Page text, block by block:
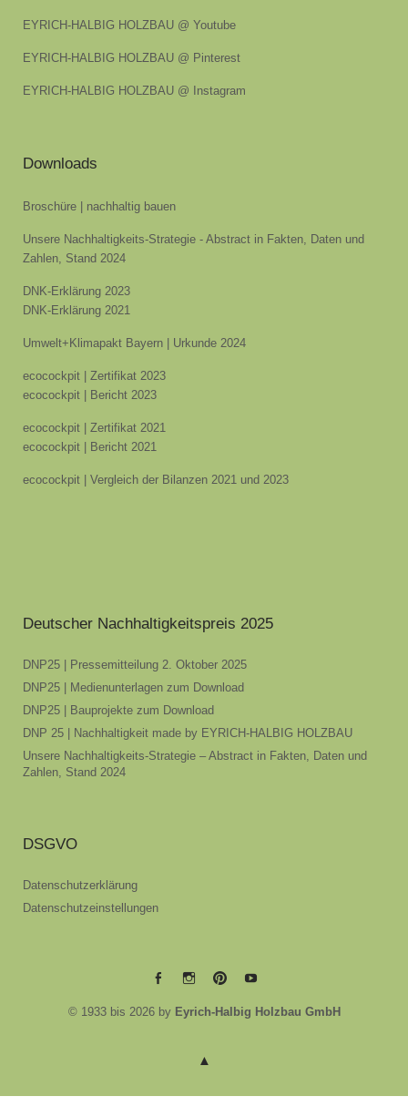
EYRICH-HALBIG HOLZBAU @ Youtube
EYRICH-HALBIG HOLZBAU @ Pinterest
EYRICH-HALBIG HOLZBAU @ Instagram
Downloads
Broschüre | nachhaltig bauen
Unsere Nachhaltigkeits-Strategie - Abstract in Fakten, Daten und
Zahlen, Stand 2024
DNK-Erklärung 2023
DNK-Erklärung 2021
Umwelt+Klimapakt Bayern | Urkunde 2024
ecocockpit | Zertifikat 2023
ecocockpit | Bericht 2023
ecocockpit | Zertifikat 2021
ecocockpit | Bericht 2021
ecocockpit | Vergleich der Bilanzen 2021 und 2023
Deutscher Nachhaltigkeitspreis 2025
DNP25 | Pressemitteilung 2. Oktober 2025
DNP25 | Medienunterlagen zum Download
DNP25 | Bauprojekte zum Download
DNP 25 | Nachhaltigkeit made by EYRICH-HALBIG HOLZBAU
Unsere Nachhaltigkeits-Strategie – Abstract in Fakten, Daten und
Zahlen, Stand 2024
DSGVO
Datenschutzerklärung
Datenschutzeinstellungen
EYRICH-EYRICH-EYRICH-EYRICH-
© 1933 bis 2026 by Eyrich-Halbig Holzbau GmbH